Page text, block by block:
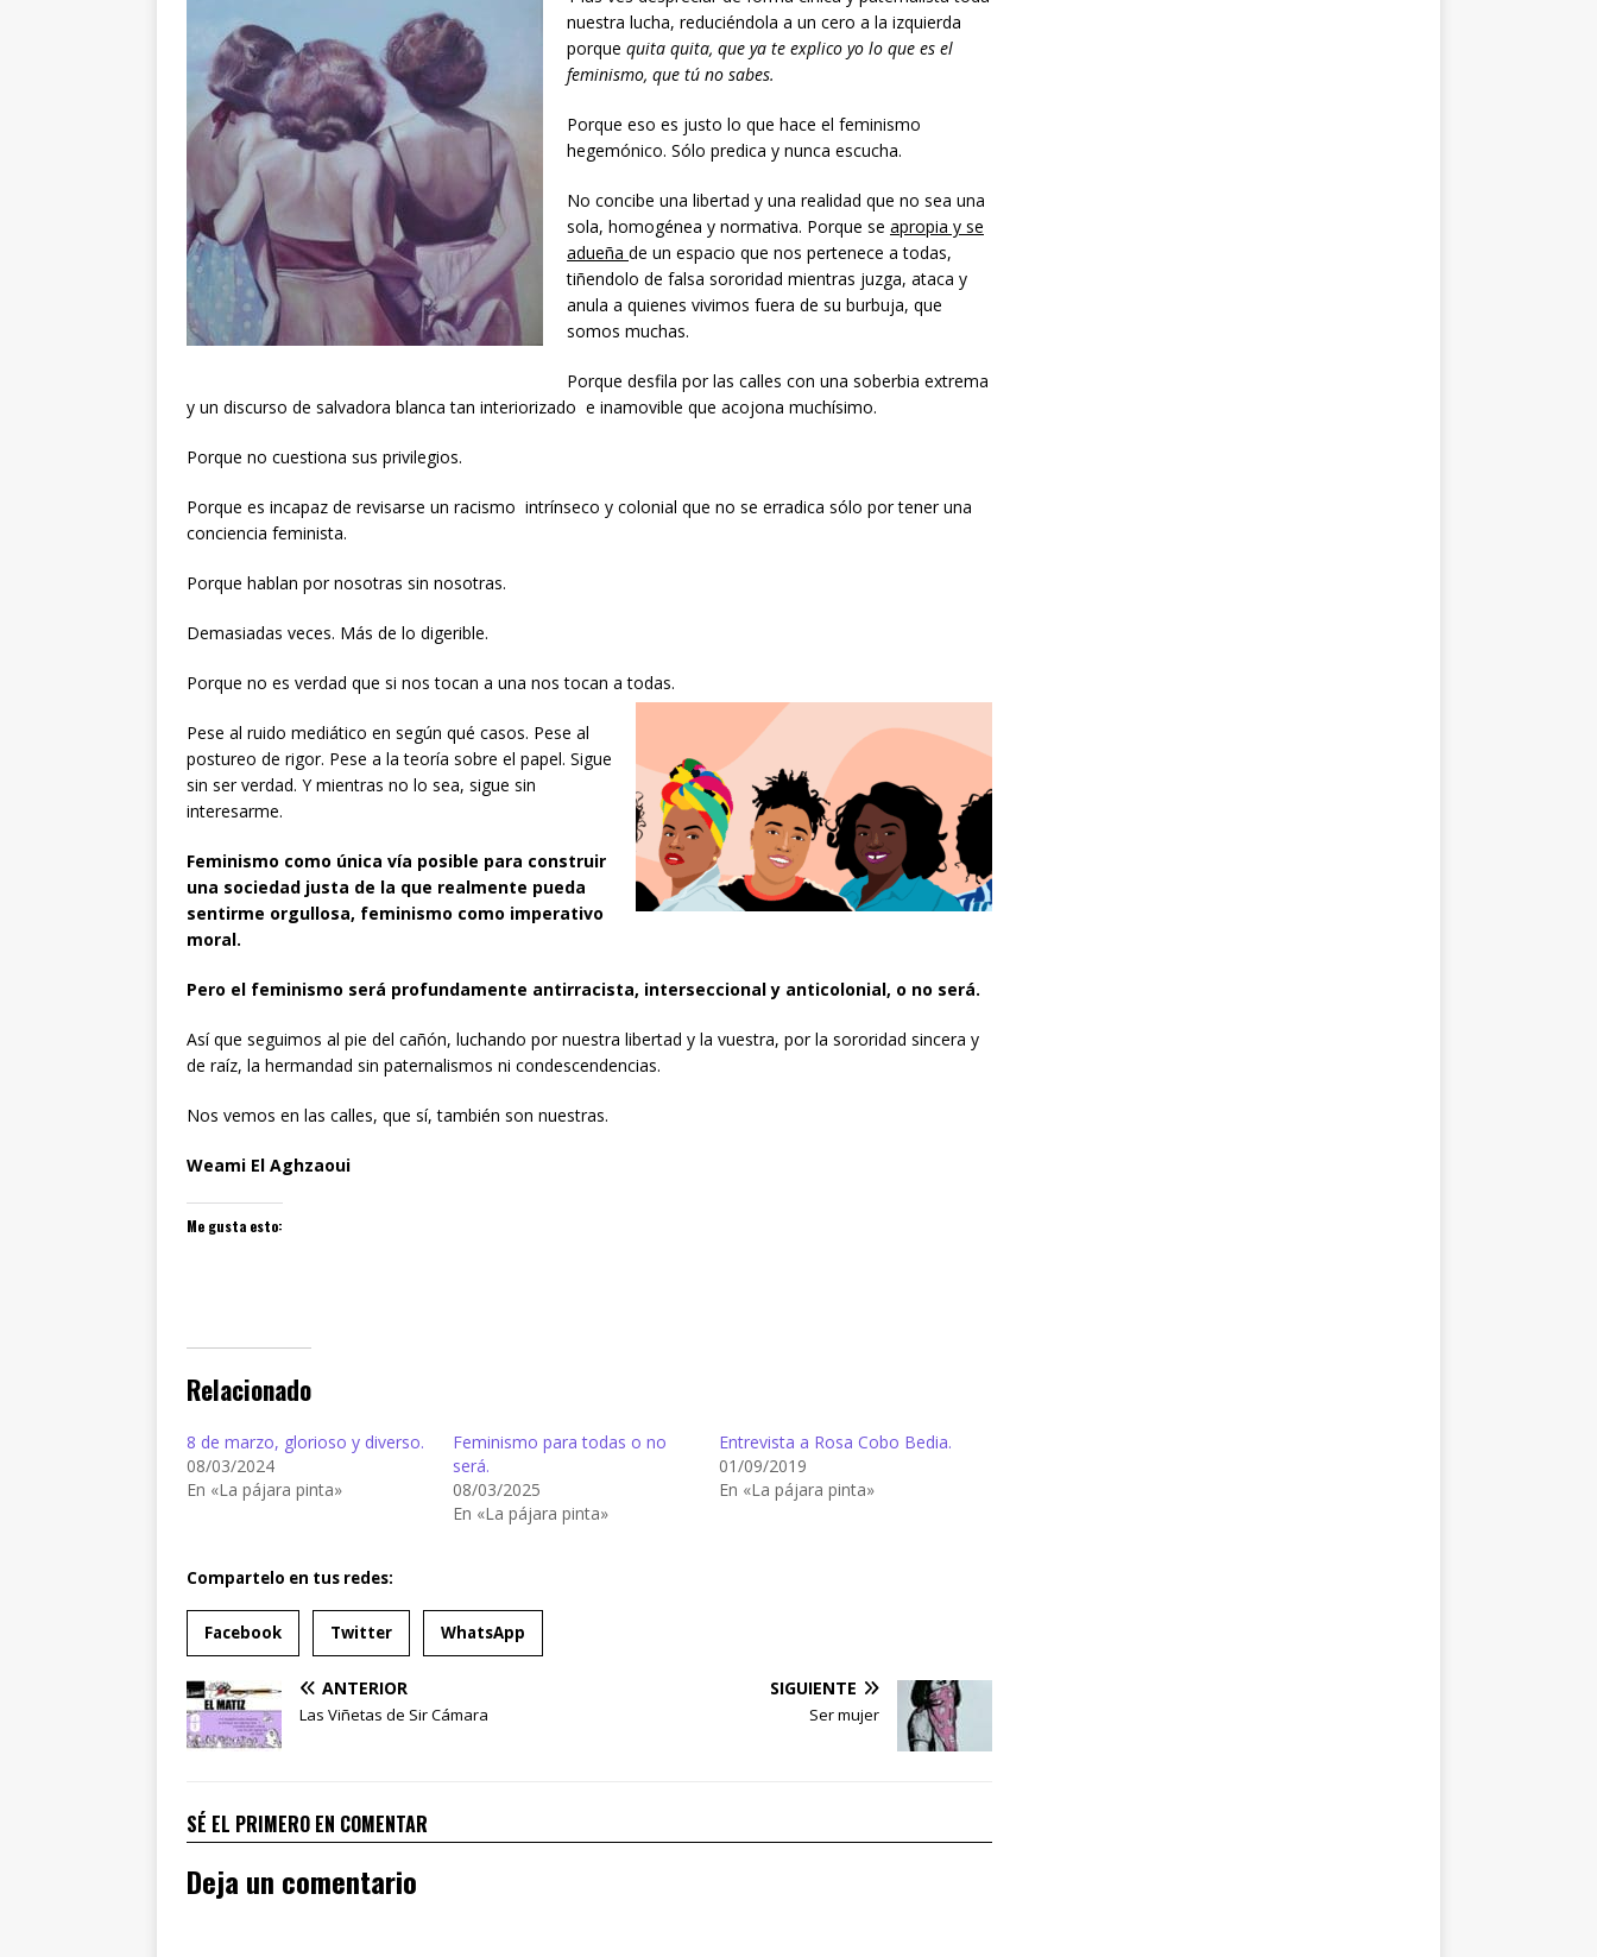
nuestra lucha, reduciéndola a un cero a la izquierda
porque quita quita, que ya te explico yo lo que es el
feminismo, que tú no sabes.
Porque eso es justo lo que hace el feminismo
hegemónico. Sólo predica y nunca escucha.
No concibe una libertad y una realidad que no sea una
sola, homogénea y normativa. Porque se apropia y se
adueña de un espacio que nos pertenece a todas,
tiñendolo de falsa sororidad mientras juzga, ataca y
anula a quienes vivimos fuera de su burbuja, que
somos muchas.
Porque desfila por las calles con una soberbia extrema
y un discurso de salvadora blanca tan interiorizado e inamovible que acojona muchísimo.
Porque no cuestiona sus privilegios.
Porque es incapaz de revisarse un racismo intrínseco y colonial que no se erradica sólo por tener una
conciencia feminista.
Porque hablan por nosotras sin nosotras.
Demasiadas veces. Más de lo digerible.
Porque no es verdad que si nos tocan a una nos tocan a todas.
Pese al ruido mediático en según qué casos. Pese al
postureo de rigor. Pese a la teoría sobre el papel. Sigue
sin ser verdad. Y mientras no lo sea, sigue sin
interesarme.
Feminismo como única vía posible para construir
una sociedad justa de la que realmente pueda
sentirme orgullosa, feminismo como imperativo
moral.
Pero el feminismo será profundamente antirracista, interseccional y anticolonial, o no será.
Así que seguimos al pie del cañón, luchando por nuestra libertad y la vuestra, por la sororidad sincera y
de raíz, la hermandad sin paternalismos ni condescendencias.
Nos vemos en las calles, que sí, también son nuestras.
Weami El Aghzaoui
Me gusta esto:
Relacionado
8 de marzo, glorioso y diverso.
08/03/2024
En «La pájara pinta»
Feminismo para todas o no
será.
08/03/2025
En «La pájara pinta»
Entrevista a Rosa Cobo Bedia.
01/09/2019
En «La pájara pinta»
Compartelo en tus redes:
Facebook Twitter WhatsApp
ANTERIOR
Las Viñetas de Sir Cámara
SIGUIENTE
Ser mujer
SÉ EL PRIMERO EN COMENTAR
Deja un comentario